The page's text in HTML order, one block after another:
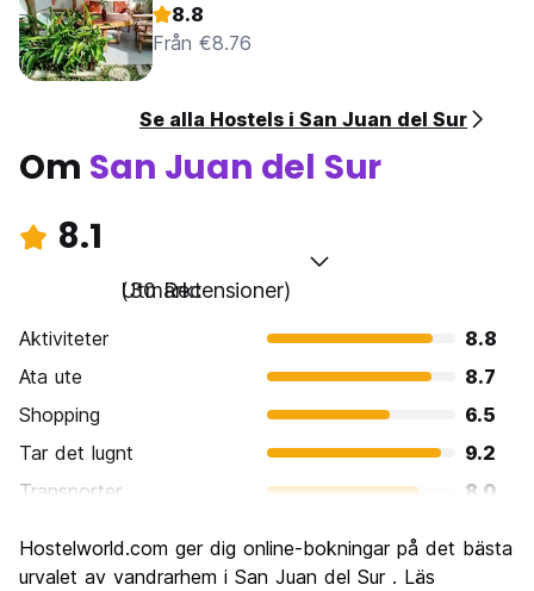
8.8
Från €8.76
Se alla Hostels i San Juan del Sur
Om San Juan del Sur
8.1
Utmärkt
(30 Recensioner)
Aktiviteter
8.8
Ata ute
8.7
Shopping
6.5
Tar det lugnt
9.2
Transporter
8.0
Kultur
Hostelworld.com ger dig online-bokningar på det bästa
urvalet av vandrarhem i San Juan del Sur . Läs